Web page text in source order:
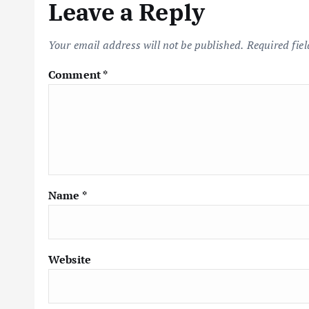
Leave a Reply
Your email address will not be published. Required
Comment*
Name *
Website